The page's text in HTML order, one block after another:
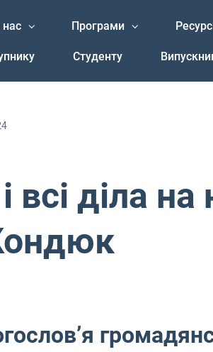
Програми
Студенту
всі діла на